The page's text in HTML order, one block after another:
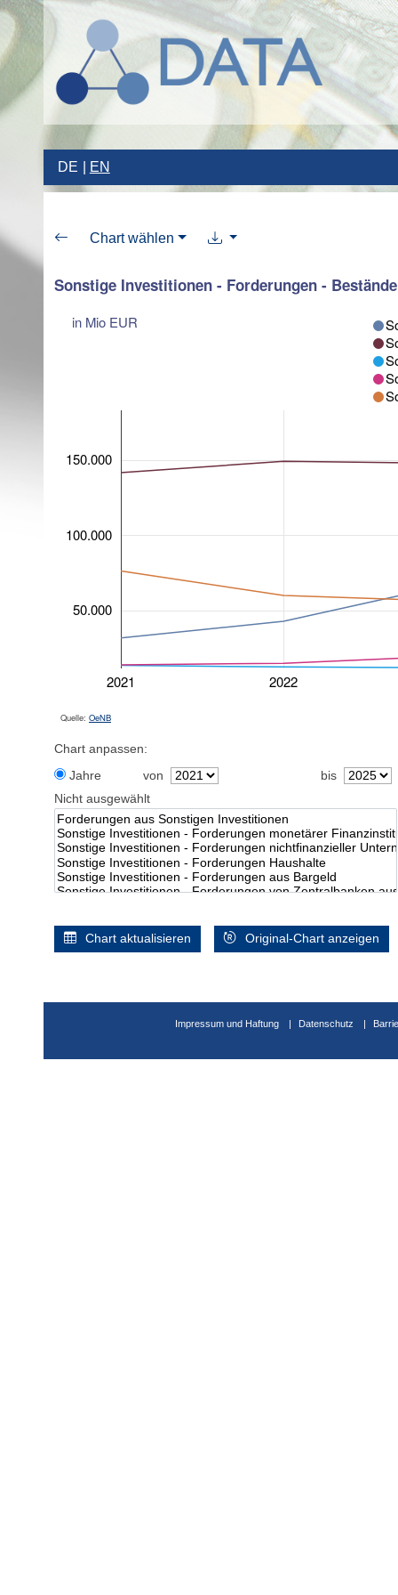
DE EN
Chart wählen
Sonstige Investitionen - Forderungen - Bestände
in Mio EUR
2021 2022
50.000
100.000
150.000
Quelle: OeNB
Chart anpassen:
Jahre
von
bis
Nicht ausgewählt
Chart aktualisieren Original-Chart anzeigen
Impressum und Haftung Datenschutz